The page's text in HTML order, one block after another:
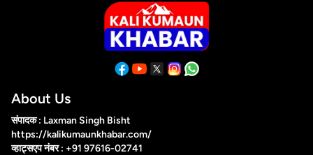
About Us
संपादक : Laxman Singh Bisht
https://kalikumaunkhabar.com/
व्हाट्सएप नंबर : +91 97616-02741